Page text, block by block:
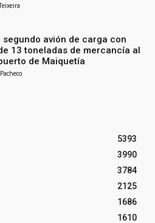
segundo avión de carga con
13 toneladas de mercancía al
de Maiquetía
5393
3990
3784
2125
1686
1610